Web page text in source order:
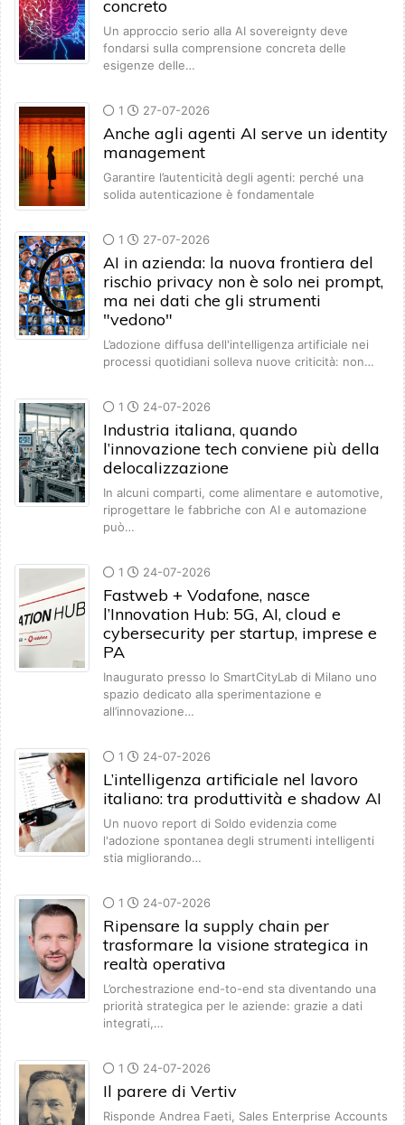
concreto
Un approccio serio alla AI sovereignty deve
fondarsi sulla comprensione concreta delle
esigenze delle…
1 27-07-2026
Anche agli agenti AI serve un identity
management
Garantire l’autenticità degli agenti: perché una
solida autenticazione è fondamentale
1 27-07-2026
AI in azienda: la nuova frontiera del
rischio privacy non è solo nei prompt,
ma nei dati che gli strumenti
"vedono"
L’adozione diffusa dell'intelligenza artificiale nei
processi quotidiani solleva nuove criticità: non…
1 24-07-2026
Industria italiana, quando
l’innovazione tech conviene più della
delocalizzazione
In alcuni comparti, come alimentare e automotive,
riprogettare le fabbriche con AI e automazione
può…
1 24-07-2026
Fastweb + Vodafone, nasce
l’Innovation Hub: 5G, AI, cloud e
cybersecurity per startup, imprese e
PA
Inaugurato presso lo SmartCityLab di Milano uno
spazio dedicato alla sperimentazione e
all’innovazione…
1 24-07-2026
L’intelligenza artificiale nel lavoro
italiano: tra produttività e shadow AI
Un nuovo report di Soldo evidenzia come
l'adozione spontanea degli strumenti intelligenti
stia migliorando…
1 24-07-2026
Ripensare la supply chain per
trasformare la visione strategica in
realtà operativa
L’orchestrazione end-to-end sta diventando una
priorità strategica per le aziende: grazie a dati
integrati,…
1 24-07-2026
Il parere di Vertiv
Risponde Andrea Faeti, Sales Enterprise Accounts